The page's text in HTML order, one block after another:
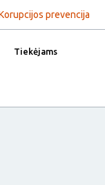
prevencija
Tiekėjams